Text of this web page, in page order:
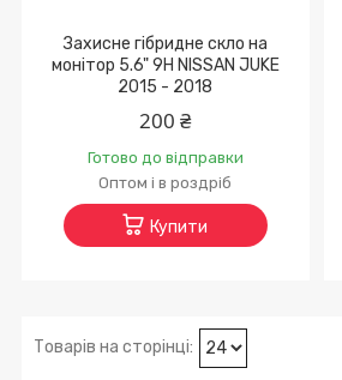
Захисне гібридне скло на
монітор 5.6" 9H NISSAN JUKE
2015 - 2018
200 ₴
Готово до відправки
Оптом і в роздріб
Купити